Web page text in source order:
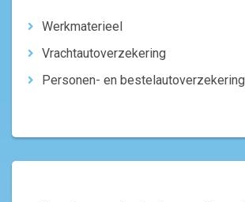
Werkmaterieel
Vrachtautoverzekering
Personen- en bestelautoverzekering